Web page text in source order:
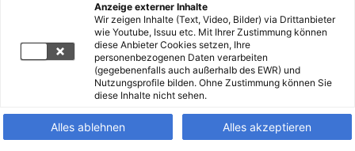
Anzeige externer Inhalte
Wir zeigen Inhalte (Text, Video, Bilder) via Drittanbieter
wie Youtube, Issuu etc. Mit Ihrer Zustimmung können
diese Anbieter Cookies setzen, Ihre
personenbezogenen Daten verarbeiten
(gegebenenfalls auch außerhalb des EWR) und
Nutzungsprofile bilden. Ohne Zustimmung können Sie
diese Inhalte nicht sehen.
Alles ablehnen Alles akzeptieren